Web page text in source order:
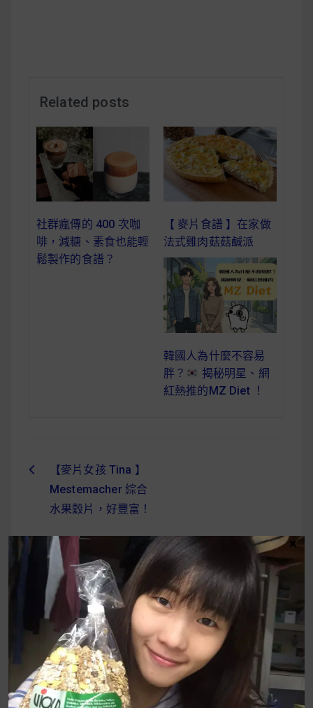
蔬食純素營養
純素料理食譜
蔬食純素餐廳推薦
Related posts
社群瘋傳的 400 次咖
啡，減糖、素食也能輕
鬆製作的食譜？
【 麥片食譜 】在家做
法式雞肉菇菇鹹派
韓國人為什麼不容易
胖？
揭秘明星、網
紅熱推的MZ Diet ！
文
【麥片女孩 Tina 】
Mestemacher 綜合
水果穀片，好豐富！
UrMart 為你打造理想生活
搜
×